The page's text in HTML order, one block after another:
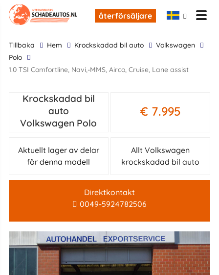
återförsäljare
tillbaka Hem krockskadad bil auto
Volkswagen
Polo
1.0 TSI Comfortline, Navi,-MMS, Airco, Cruise, Lane assist
Krockskadad bil
auto
Volkswagen Polo
€ 7.995
Aktuellt lager av delar
för denna modell
Allt Volkswagen
krockskadad bil auto
Direktkontakt
0049-5924782506